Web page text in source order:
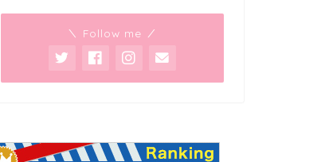
＼ Follow me ／